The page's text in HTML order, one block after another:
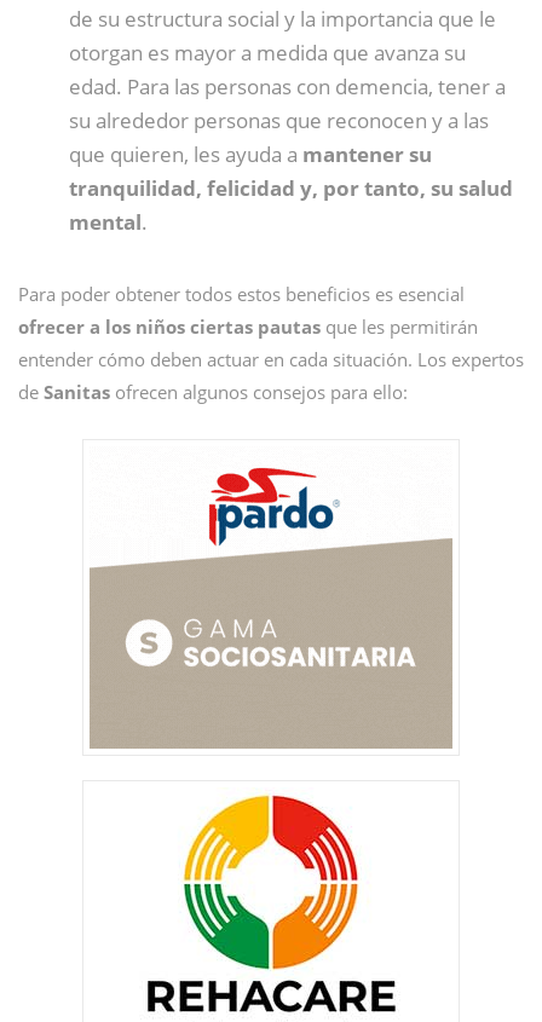
de su estructura social y la importancia que le
otorgan es mayor a medida que avanza su
edad. Para las personas con demencia, tener a
su alrededor personas que reconocen y a las
que quieren, les ayuda a mantener su
tranquilidad, felicidad y, por tanto, su salud
mental.
Para poder obtener todos estos beneficios es esencial
ofrecer a los niños ciertas pautas que les permitirán
entender cómo deben actuar en cada situación. Los expertos
de Sanitas ofrecen algunos consejos para ello: